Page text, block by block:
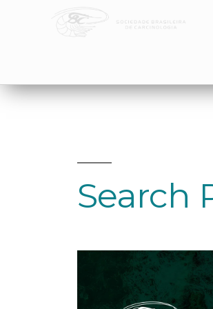
Search